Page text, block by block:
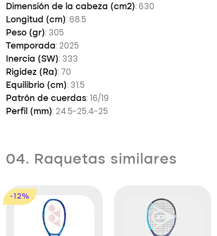
Dimensión de la cabeza (cm2): 630
Longitud (cm): 68.5
Peso (gr): 305
Temporada: 2025
Inercia (SW): 333
Rigidez (Ra): 70
Equilibrio (cm): 31.5
Patrón de cuerdas: 16/19
Perfil (mm): 24.5-25.4-25
04. Raquetas similares
-12%